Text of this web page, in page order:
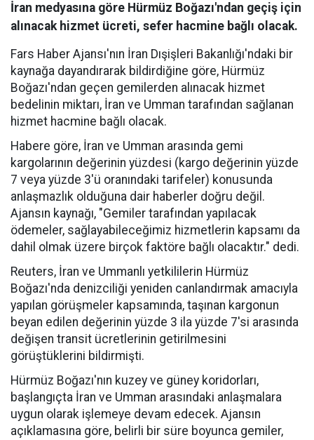
İran medyasına göre Hürmüz Boğazı'ndan geçiş için
alınacak hizmet ücreti, sefer hacmine bağlı olacak.
Fars Haber Ajansı'nın İran Dışişleri Bakanlığı'ndaki bir
kaynağa dayandırarak bildirdiğine göre, Hürmüz
Boğazı'ndan geçen gemilerden alınacak hizmet
bedelinin miktarı, İran ve Umman tarafından sağlanan
hizmet hacmine bağlı olacak.
Habere göre, İran ve Umman arasında gemi
kargolarının değerinin yüzdesi (kargo değerinin yüzde
7 veya yüzde 3'ü oranındaki tarifeler) konusunda
anlaşmazlık olduğuna dair haberler doğru değil.
Ajansın kaynağı, "Gemiler tarafından yapılacak
ödemeler, sağlayabileceğimiz hizmetlerin kapsamı da
dahil olmak üzere birçok faktöre bağlı olacaktır." dedi.
Reuters, İran ve Ummanlı yetkililerin Hürmüz
Boğazı'nda denizciliği yeniden canlandırmak amacıyla
yapılan görüşmeler kapsamında, taşınan kargonun
beyan edilen değerinin yüzde 3 ila yüzde 7'si arasında
değişen transit ücretlerinin getirilmesini
görüştüklerini bildirmişti.
Hürmüz Boğazı'nın kuzey ve güney koridorları,
başlangıçta İran ve Umman arasındaki anlaşmalara
uygun olarak işlemeye devam edecek. Ajansın
açıklamasına göre, belirli bir süre boyunca gemiler,